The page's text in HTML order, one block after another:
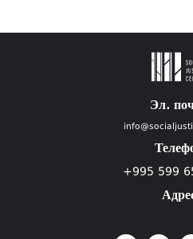
Эл.
+995 599